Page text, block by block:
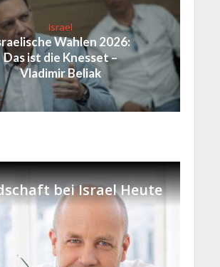
Israel
Wahlen 2026:
Das ist die Knesset –
Vladimir Beliak
bei Israel Heute